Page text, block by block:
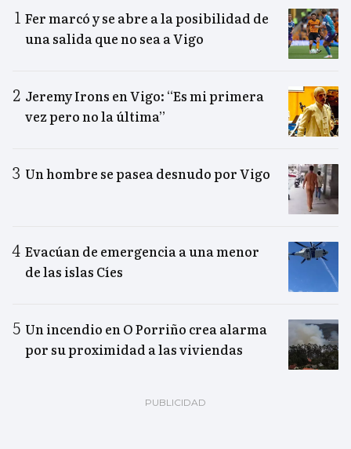
Fer marcó y se abre a la posibilidad de
una salida que no sea a Vigo
Jeremy Irons en Vigo: “Es mi primera
vez pero no la última”
Un hombre se pasea desnudo por Vigo
Evacúan de emergencia a una menor
de las islas Cíes
Un incendio en O Porriño crea alarma
por su proximidad a las viviendas